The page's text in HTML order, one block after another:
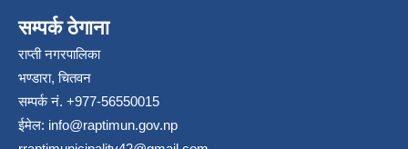
सम्पर्क ठेगाना
राप्ती नगरपालिका
भण्डारा, चितवन
सम्पर्क नं. +977-56550015
ईमेल: info@raptimun.gov.np